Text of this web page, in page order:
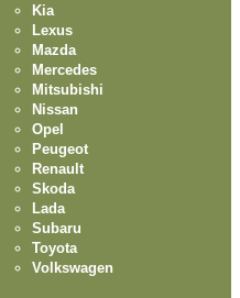
Kia
Lexus
Mazda
Mercedes
Mitsubishi
Nissan
Opel
Peugeot
Renault
Skoda
Lada
Subaru
Toyota
Volkswagen